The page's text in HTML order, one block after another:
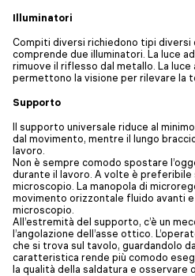
Illuminatori
Compiti diversi richiedono tipi diversi
comprende due illuminatori. La luce
rimuove il riflesso dal metallo. La
permettono la visione per rilevare la
Supporto
Il supporto universale riduce al
dal movimento, mentre il lungo
lavoro.
Non è sempre comodo spostare
durante il lavoro. A volte è
microscopio. La manopola di
movimento orizzontale fluido avanti
microscopio.
All’estremità del supporto, c’è un
l’angolazione dell’asse ottico.
che si trova sul tavolo, guardandolo
caratteristica rende più comodo
la qualità della saldatura e osservare